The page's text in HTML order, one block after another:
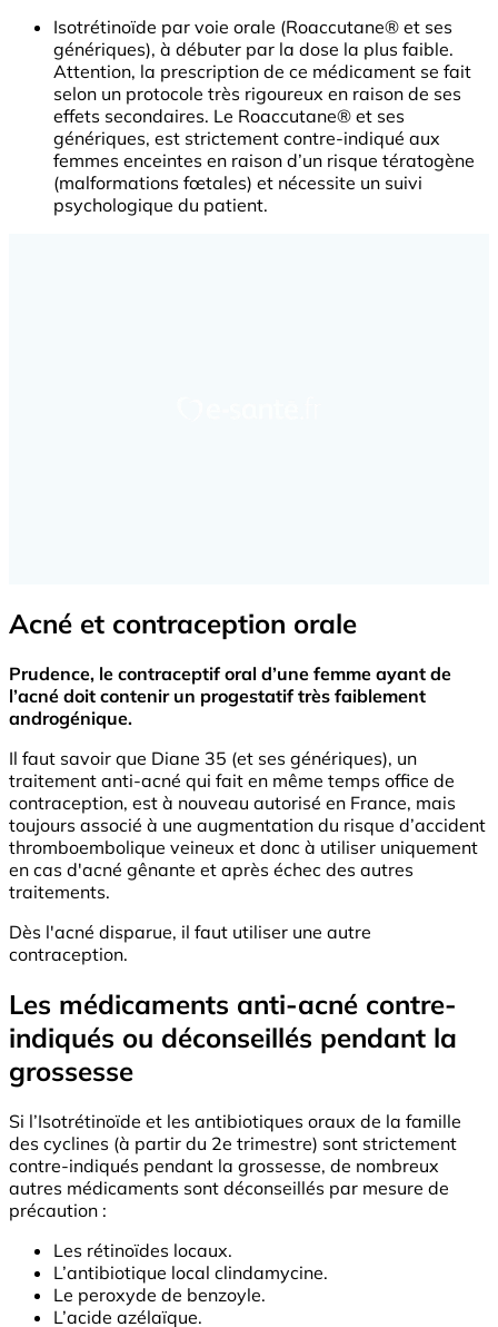
Isotrétinoïde par voie orale (Roaccutane® et ses
génériques), à débuter par la dose la plus faible.
Attention, la prescription de ce médicament se fait
selon un protocole très rigoureux en raison de ses
effets secondaires. Le Roaccutane® et ses
génériques, est strictement contre-indiqué aux
femmes enceintes en raison d’un risque tératogène
(malformations fœtales) et nécessite un suivi
psychologique du patient.
Acné et contraception orale
Prudence, le contraceptif oral d’une femme ayant de
l’acné doit contenir un progestatif très faiblement
androgénique.
Il faut savoir que Diane 35 (et ses génériques), un
traitement anti-acné qui fait en même temps office de
contraception, est à nouveau autorisé en France, mais
toujours associé à une augmentation du risque d’accident
thromboembolique veineux et donc à utiliser uniquement
en cas d'acné gênante et après échec des autres
traitements.
Dès l'acné disparue, il faut utiliser une autre
contraception.
Les médicaments anti-acné contre-
indiqués ou déconseillés pendant la
grossesse
Si l’Isotrétinoïde et les antibiotiques oraux de la famille
des cyclines (à partir du 2e trimestre) sont strictement
contre-indiqués pendant la grossesse, de nombreux
autres médicaments sont déconseillés par mesure de
précaution :
Les rétinoïdes locaux.
L’antibiotique local clindamycine.
Le peroxyde de benzoyle.
L’acide azélaïque.